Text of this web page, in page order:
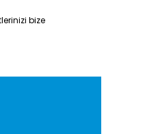
bize